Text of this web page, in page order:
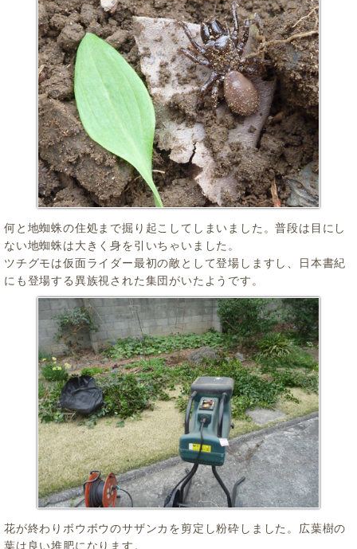
何と地蜘蛛の住処まで掘り起こしてしまいました。普段は目にし
ない地蜘蛛は大きく身を引いちゃいました。
ツチグモは仮面ライダー最初の敵として登場しますし、日本書紀
にも登場する異族視された集団がいたようです。
花が終わりボウボウのサザンカを剪定し粉砕しました。広葉樹の
葉は良い堆肥になります。